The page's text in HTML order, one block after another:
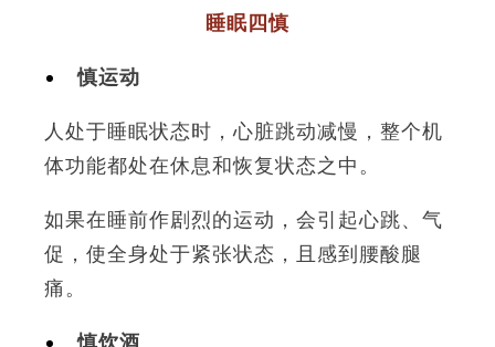
睡眠四慎
慎运动
人处于睡眠状态时，心脏跳动减慢，整个机
体功能都处在休息和恢复状态之中。
如果在睡前作剧烈的运动，会引起心跳、气
促，使全身处于紧张状态，且感到腰酸腿
痛。
慎饮酒